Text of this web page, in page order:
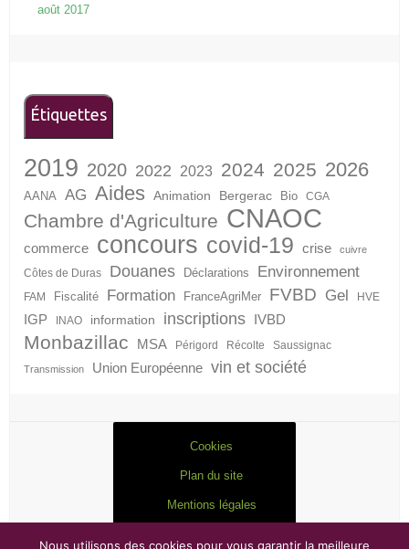
août 2017
Étiquettes
2019 2020 2022 2023 2024 2025 2026
AANA AG Aides Animation Bergerac Bio CGA
Chambre d'Agriculture CNAOC
commerce concours covid-19 crise cuivre
Côtes de Duras Douanes Déclarations Environnement
FAM Fiscalité Formation FranceAgriMer FVBD Gel HVE
IGP INAO information inscriptions IVBD
Monbazillac MSA Périgord Récolte Saussignac
Transmission Union Européenne vin et société
Cookies
Plan du site
Mentions légales
Nous utilisons des cookies pour vous garantir la meilleure